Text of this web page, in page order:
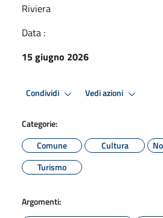
Riviera
Data :
15 giugno 2026
Condividi Vedi azioni
Categorie:
Comune
Cultura
Turismo
Argomenti: